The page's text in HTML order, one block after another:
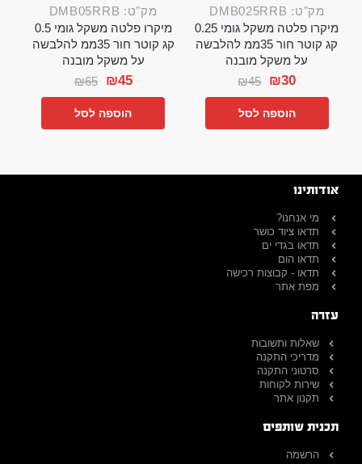
מק"ט: DMB025RRB
מיקרו פלטה משקל גומי 0.25
קג קוטר חור 35ממ להלבשה
על משקל מובנה
₪45 ₪30
הוספה לסל
מק"ט: DMB05RRB
מיקרו פלטה משקל גומי 0.5
קג קוטר חור 35ממ להלבשה
על משקל מובנה
₪65 ₪45
הוספה לסל
אודותינו
מי אנחנו?
תדאו ציוד כושר
תדאו בגדי ים
תדאו הום
תדאו - קבוצות רכישה
מפת אתר
עזרה
שאלות ותשובות
מדריכי התקנה
סרטוני התקנה
שירות לקוחות
תקנון אתר
תכנית שותפים
הרשמה